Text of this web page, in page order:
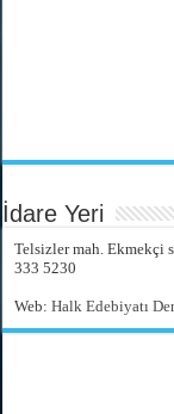
İdare Yeri
Telsizler mah. Ekmekçi
333 5230
Web:Halk Edebiyatı